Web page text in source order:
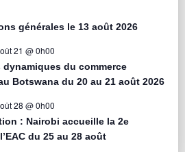
générales le 13 août 2026
21 @ 0h00
dynamiques du commerce
Botswana du 20 au 21 août 2026
28 @ 0h00
: Nairobi accueille la 2e
du 25 au 28 août